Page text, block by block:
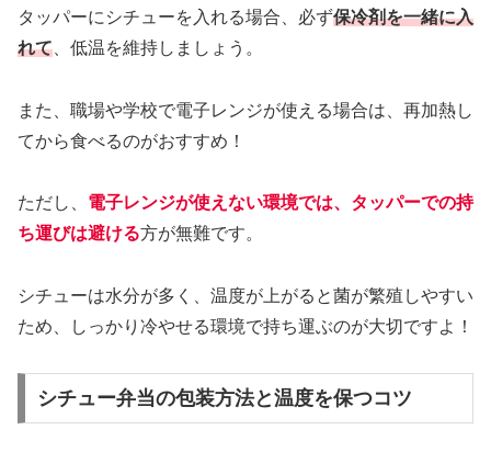
タッパーにシチューを入れる場合、必ず保冷剤を一緒に入
れて 、低温を維持しましょう。
また、職場や学校で電子レンジが使える場合は、再加熱し
てから食べるのがおすすめ！
ただし、 電子レンジが使えない環境では、タッパーでの持
ち運びは避ける方が無難です。
シチューは水分が多く、温度が上がると菌が繁殖しやすい
ため、しっかり冷やせる環境で持ち運ぶのが大切ですよ！
シチュー弁当の包装方法と温度を保つコツ